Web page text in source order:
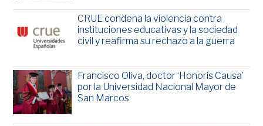
CRUE condena la violencia contra
instituciones educativas y la sociedad
civil y reafirma su rechazo a la guerra
Francisco Oliva, doctor ‘Honoris Causa’
por la Universidad Nacional Mayor de
San Marcos